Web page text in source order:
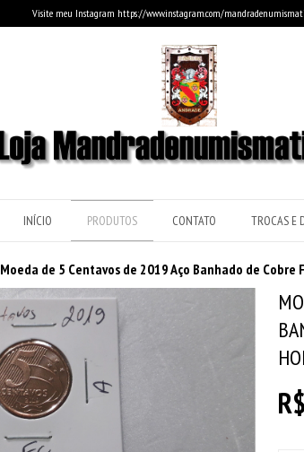
Visite meu Instagram https://www.instagram.com/
INÍCIO PRODUTOS CONTATO TROCAS E
Moeda de 5 Centavos de 2019 Aço Banhado de